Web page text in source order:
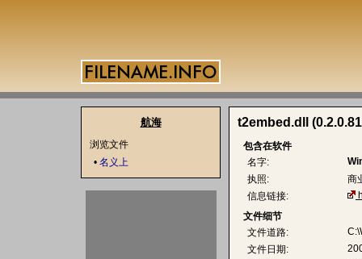
t2embed.dll
包含在软件
名字:
执照:
商
信息链接:
文件细节
文件道路:
文件日期:
航海
浏览文件
• 名义上